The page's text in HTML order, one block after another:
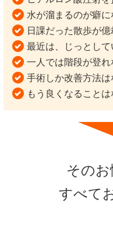
水が溜まるのが癖に
日課だった散歩が
最近は、じっとし
一人では階段が登
手術しか改善方法
もう良くなること
そのお
すべて